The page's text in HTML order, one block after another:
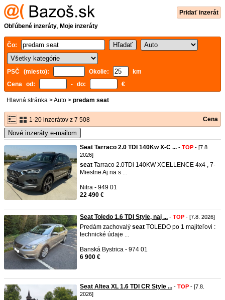
Pridať inzerát
Obľúbené inzeráty, Moje inzeráty
Čo:
PSČ (miesto): Okolie:
km
Cena od:
- do: €
Hlavná stránka >Auto > predam seat
1-20 inzerátov z 7 508 Cena
Nové inzeráty e-mailom
Seat Tarraco 2.0 TDI 140Kw X-C ... - TOP - [7.8.
2026]
seat Tarraco 2.0TDi 140KW XCELLENCE 4x4 , 7-
Miestne Aj na s ...
Nitra - 949 01
22 490 €
Seat Toledo 1.6 TDI Style, naj ... - TOP - [7.8. 2026]
Predám zachovalý seat TOLEDO po 1 majiteľovi :
technické údaje ...
Banská Bystrica - 974 01
6 900 €
Seat Altea XL 1.6 TDI CR Style ... - TOP - [7.8.
2026]